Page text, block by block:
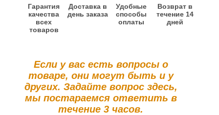
Гарантия
качества
всех
товаров
Доставка в
день заказа
Удобные
способы
оплаты
Возврат в
течение 14
дней
Если у вас есть вопросы о
товаре, они могут быть и у
других. Задайте вопрос здесь,
мы постараемся ответить в
течение 3 часов.